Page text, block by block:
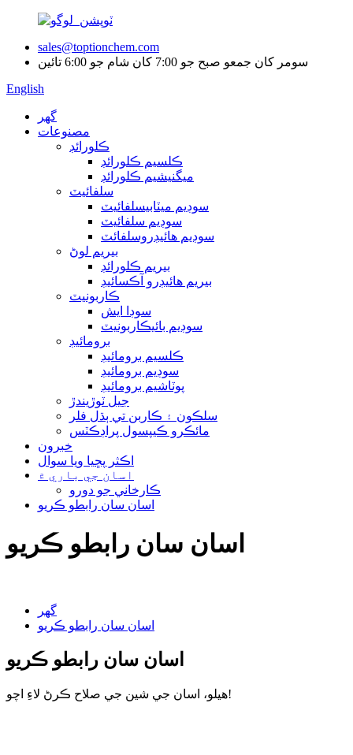
sales@toptionchem.com
سومر کان جمعو صبح جو 7:00 کان شام جو 6:00 تائين
English
گھر
مصنوعات
ڪلورائڊ
ڪلسيم ڪلورائڊ
ميگنيشيم ڪلورائڊ
سلفائيٽ
سوڊيم ميٽابيسلفائيٽ
سوڊيم سلفائيٽ
سوڊيم هائيڊروسلفائٽ
بيريم لوڻ
بيريم ڪلورائڊ
بيريم هائيڊرو آڪسائيڊ
ڪاربونيٽ
سوڊا ايش
سوڊيم بائيڪاربونيٽ
برومائيڊ
ڪلسيم برومائيڊ
سوڊيم برومائيڊ
پوٽاشيم برومائيڊ
جيل ٽوڙيندڙ
سلڪون ۽ ڪاربن تي ٻڌل فلر
مائڪرو ڪيپسول پراڊڪٽس
خبرون
اڪثر پڇيا ويا سوال
اسان جي باري ۾
ڪارخاني جو دورو
اسان سان رابطو ڪريو
اسان سان رابطو ڪريو
گھر
اسان سان رابطو ڪريو
اسان سان رابطو ڪريو
هيلو، اسان جي شين جي صلاح ڪرڻ لاءِ اچو!